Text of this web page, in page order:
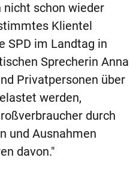
nicht schon wieder
Klientel
SPD im Landtag in
Sprecherin Anna
Privatpersonen über
werden,
durch
und Ausnahmen
davon."